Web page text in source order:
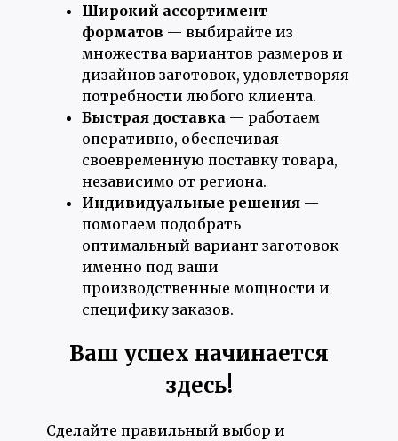
Широкий ассортимент
форматов — выбирайте из
множества вариантов размеров и
дизайнов заготовок, удовлетворяя
потребности любого клиента.
Быстрая доставка — работаем
оперативно, обеспечивая
своевременную поставку товара,
независимо от региона.
Индивидуальные решения —
помогаем подобрать
оптимальный вариант заготовок
именно под ваши
производственные мощности и
специфику заказов.
Ваш успех начинается
здесь!
Сделайте правильный выбор и